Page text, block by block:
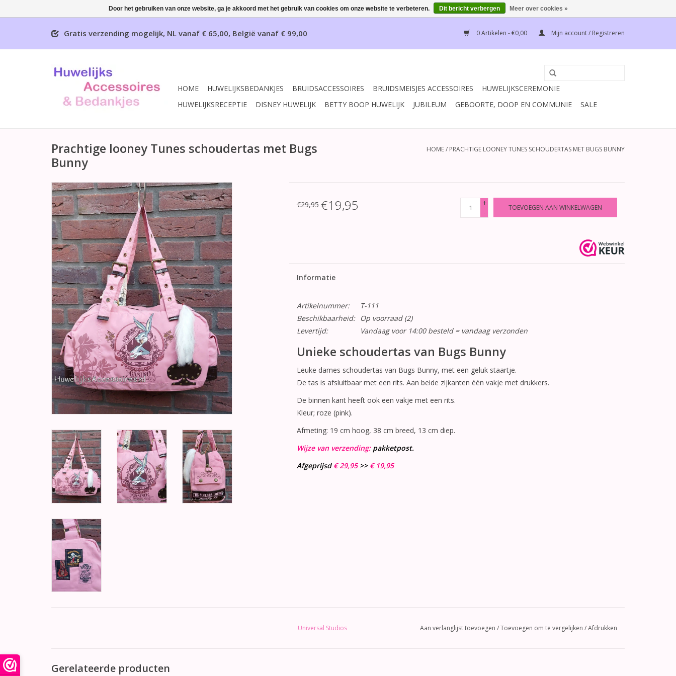
Gratis verzending mogelijk, NL vanaf € 65,00, België vanaf € 99,00 0 Artikelen - €0,00 Mijn account / Registreren
HOME HUWELIJKSBEDANKJES BRUIDSACCESSOIRES BRUIDSMEISJES ACCESSOIRES
HUWELIJKSCEREMONIE
HUWELIJKSRECEPTIE
DISNEY HUWELIJK BETTY BOOP HUWELIJK JUBILEUM GEBOORTE, DOOP EN COMMUNIE SALE
Prachtige looney Tunes schoudertas met Bugs
Bunny
HOME/ PRACHTIGE LOONEY TUNES SCHOUDERTAS MET BUGS BUNNY
€29,95 €19,95
+
-
TOEVOEGEN AAN WINKELWAGEN
Informatie
Artikelnummer:
T-111
Beschikbaarheid:
Op voorraad(2)
Levertijd:
Vandaag voor 14:00 besteld = vandaag verzonden
Unieke schoudertas van Bugs Bunny
Leuke dames schoudertas van Bugs Bunny, met een geluk staartje.
De tas is afsluitbaar met een rits. Aan beide zijkanten één vakje met drukkers.
De binnen kant heeft ook een vakje met een rits.
Kleur; roze (pink).
Afmeting: 19 cm hoog, 38 cm breed, 13 cm diep.
Wijze van verzending: pakketpost.
Afgeprijsd € 29,95>>€ 19,95
Universal Studios Aan verlanglijst toevoegen /Toevoegen om te vergelijken /Afdrukken
Gerelateerde producten
Door het gebruiken van onze website, ga je akkoord met het gebruik van cookies om onze website te verbeteren. Dit bericht verbergen Meer over cookies »